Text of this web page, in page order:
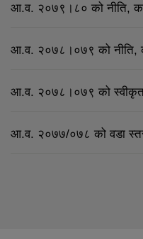
आ.व. २०७९।८० को नीति,
आ.व. २०७८।०७९ को नीति,
आ.व. २०७८।०७९ को स्वीकृत
आ.व. २०७७/०७८ को वडा